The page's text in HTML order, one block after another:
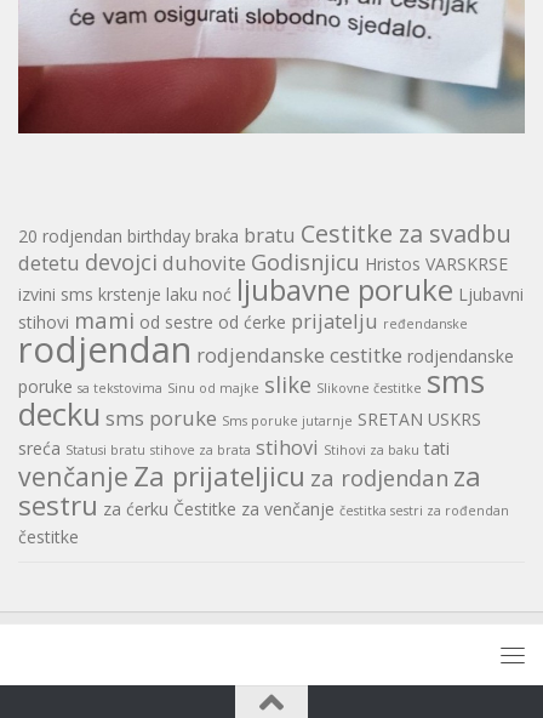
20 rodjendan birthday braka bratu Cestitke za svadbu
detetu devojci duhovite Godisnjicu Hristos VARSKRSE
izvini sms krstenje laku noć ljubavne poruke Ljubavni
stihovi mami od sestre od ćerke prijatelju ređendanske
rodjendan rodjendanske cestitke rodjendanske
poruke sa tekstovima Sinu od majke slike Slikovne čestitke sms
decku sms poruke Sms poruke jutarnje SRETAN USKRS
sreća Statusi bratu stihove za brata stihovi Stihovi za baku tati
venčanje Za prijateljicu za rodjendan za
sestru za ćerku Čestitke za venčanje čestitka sestri za rođendan
čestitke